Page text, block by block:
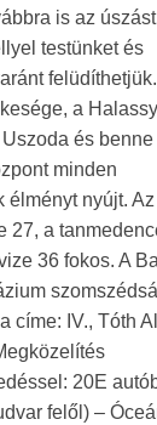
is az úszást
testünket és
a Halassy
és benne
minden
élményt nyújt. Az
27, a
36 fokos. A
címe: IV., Tóth
20E
felől) –